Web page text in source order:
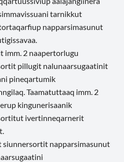
tarnikkut
napparsimasunut
imm. 2 naapertorlugu
pillugit nalunaarsugaatinit
pineqartumik
Taamatuttaaq imm. 2
kingunerisaanik
ivertinneqarnerit
siunnersortit napparsimasunut